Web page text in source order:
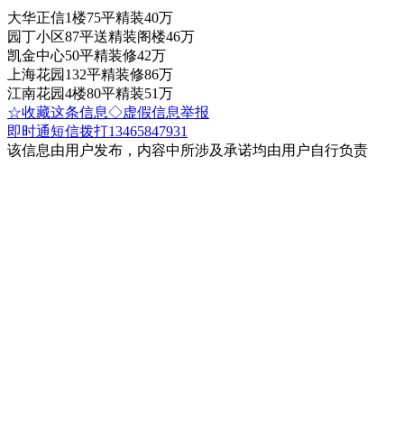
大华正信1楼75平精装40万
园丁小区87平送精装阁楼46万
凯金中心50平精装修42万
上海花园132平精装修86万
江南花园4楼80平精装51万
☆收藏这条信息◇虚假信息举报
即时通短信拨打13465847931
该信息由用户发布，内容中所涉及承诺均由用户自行负责